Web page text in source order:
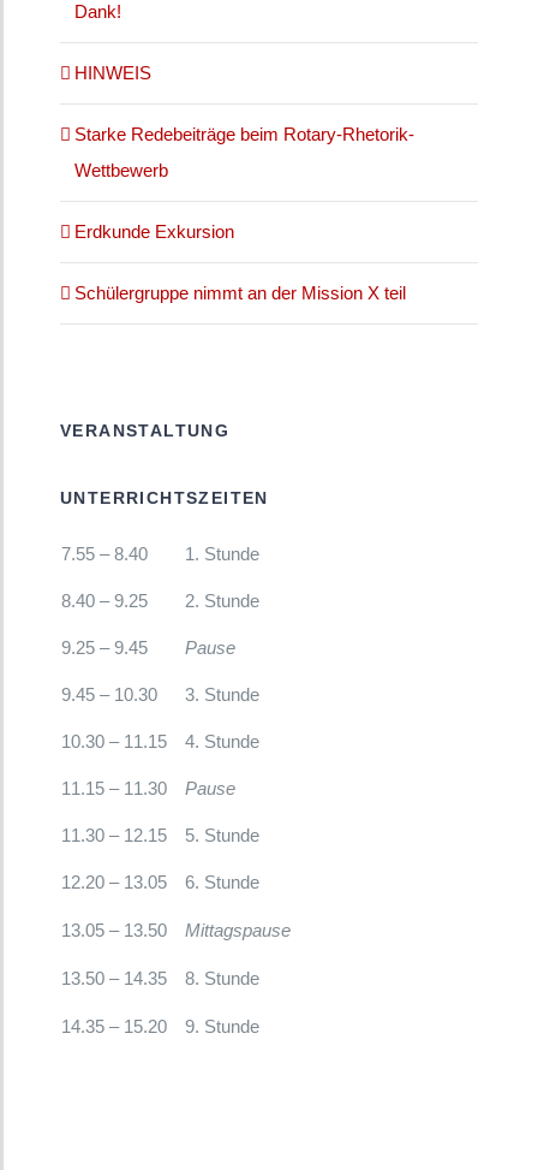
Dank!
HINWEIS
Starke Redebeiträge beim Rotary-Rhetorik-
Wettbewerb
Erdkunde Exkursion
Schülergruppe nimmt an der Mission X teil
VERANSTALTUNG
UNTERRICHTSZEITEN
7.55 – 8.40 1. Stunde
8.40 – 9.25 2. Stunde
9.25 – 9.45 Pause
9.45 – 10.30 3. Stunde
10.30 – 11.15 4. Stunde
11.15 – 11.30 Pause
11.30 – 12.15 5. Stunde
12.20 – 13.05 6. Stunde
13.05 – 13.50 Mittagspause
13.50 – 14.35 8. Stunde
14.35 – 15.20 9. Stunde